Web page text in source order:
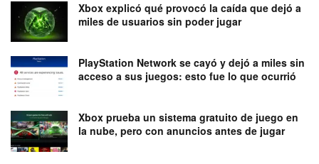
Xbox explicó qué provocó la caída que dejó a
miles de usuarios sin poder jugar
PlayStation Network se cayó y dejó a miles sin
acceso a sus juegos: esto fue lo que ocurrió
Xbox prueba un sistema gratuito de juego en
la nube, pero con anuncios antes de jugar